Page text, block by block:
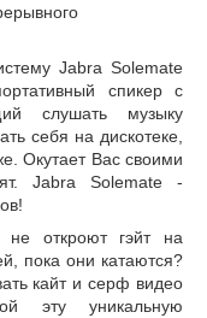
Jabra Solemate
спикер с
слушать музыку
себя на дискотеке,
Окутает Вас своими
Jabra Solemate -
не откроют гэйт на
пока они катаются?
кайт и серф видео
эту уникальную